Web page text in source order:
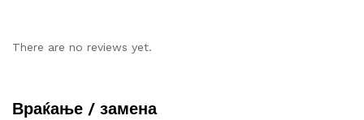
There are no reviews yet.
Враќање / замена